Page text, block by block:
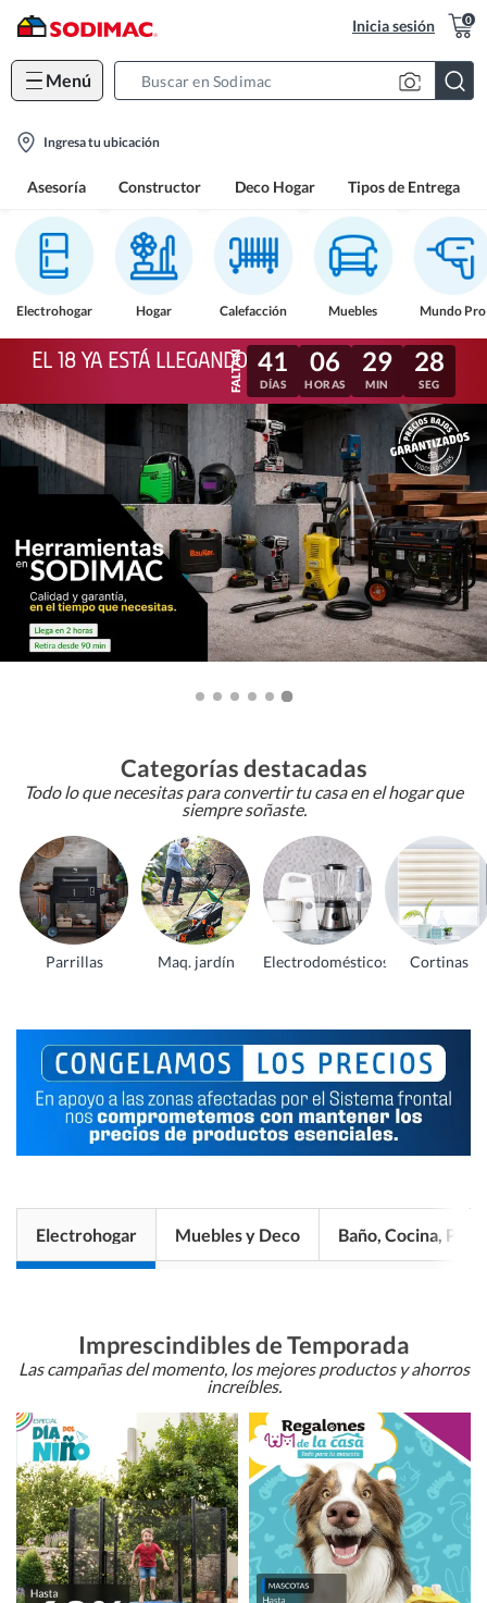
Inicia sesión 0
Menú
location-
Ingresa tu ubicación
Asesoría Constructor Deco Hogar Tipos de Entrega
Electrohogar Hogar Calefacción Muebles Mundo Pro
EL 18 YA ESTÁ LLEGANDO 41
DÍAS
06
HORAS
29
MIN
25
SEG
Categorías destacadas
Todo lo que necesitas para convertir tu casa en el hogar que
siempre soñaste.
Parrillas Maq. jardín Electrodomésticos Cortinas
Electrohogar Muebles y Deco Baño, Cocina, Pisos
Imprescindibles de Temporada
Las campañas del momento, los mejores productos y ahorros
increíbles.